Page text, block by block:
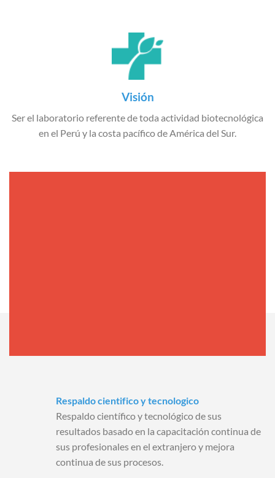
Visión
Ser el laboratorio referente de toda actividad biotecnológica
en el Perú y la costa pacífico de América del Sur.
Respaldo cientifico y tecnologico
Respaldo científico y tecnológico de sus
resultados basado en la capacitación continua de
sus profesionales en el extranjero y mejora
continua de sus procesos.